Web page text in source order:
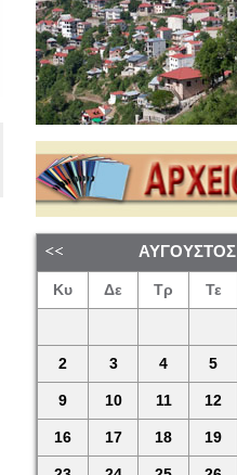
ΑΎΓΟΥΣΤΟΣ
Κυ Δε Τρ Τε
2 3 4 5
9 10 11 12
16 17 18 19